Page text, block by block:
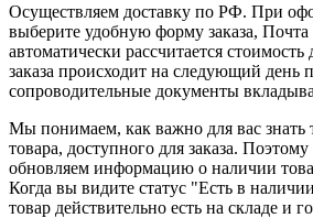
Осуществляем доставку по РФ. При
выберите удобную форму заказа,
автоматически рассчитается стоимость
заказа происходит на следующий день
сопроводительные документы
Мы понимаем, как важно для вас знать
товара, доступного для заказа.
обновляем информацию о наличии
Когда вы видите статус "Есть в
товар действительно есть на складе и